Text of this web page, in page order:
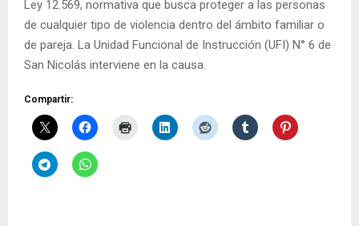
Ley 12.569, normativa que busca proteger a las personas
de cualquier tipo de violencia dentro del ámbito familiar o
de pareja. La Unidad Funcional de Instrucción (UFI) N° 6 de
San Nicolás interviene en la causa.
Compartir: